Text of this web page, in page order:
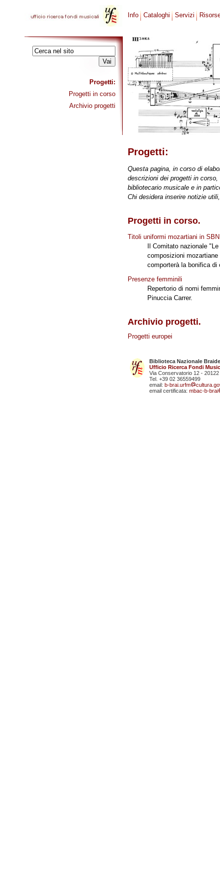
Progetti:
Progetti in corso
Archivio progetti
Info Cataloghi Servizi
Progetti:
Questa pagina, in corso di
descrizioni dei progetti in
bibliotecario musicale e in
Chi desidera inserire notizie
Progetti in corso.
Titoli uniformi mozartiani in SBN
Il Comitato nazionale
composizioni
comporterà la bonifica
Presenze femminili
Repertorio di nomi
Pinuccia Carrer.
Archivio progetti.
Progetti europei
Biblioteca Nazionale
Ufficio Ricerca Fondi
Via Conservatorio 12 - 20122
Tel. +39 02 36559499
email: b-brai.urfm
email certificata: mbac-b-brai